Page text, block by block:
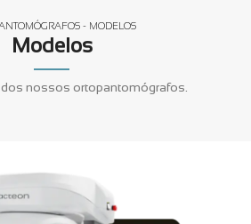
- MODELOS
Modelos
nossos ortopantomógrafos.